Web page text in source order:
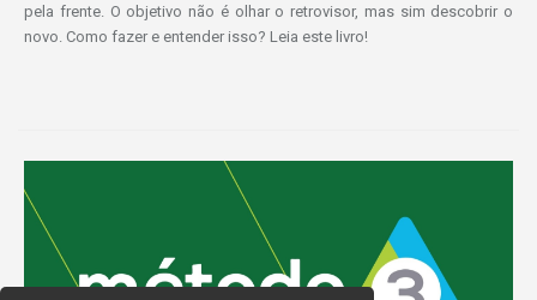
pela frente. O objetivo não é olhar o retrovisor, mas sim descobrir o
novo. Como fazer e entender isso? Leia este livro!